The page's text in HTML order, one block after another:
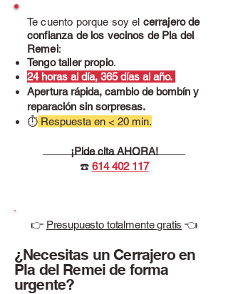
Te cuento porque soy el cerrajero de
confianza de los vecinos de Pla del
Remei:
Tengo taller propio.
24 horas al día, 365 días al año.
Apertura rápida, cambio de bombín y
reparación sin sorpresas.
⏱ Respuesta en < 20 min.
¡Pide cita AHORA!
☎️ 614 402 117
👉 Presupuesto totalmente gratis 👈
¿Necesitas un Cerrajero en
Pla del Remei de forma
urgente?